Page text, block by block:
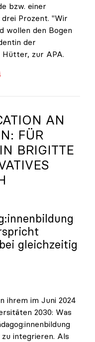
bzw. einer
Prozent. "Wir
wollen den Bogen
der
zur APA.
AN
FÜR
BRIGITTE
gleichzeitig
ihrem im Juni 2024
2030: Was
integrieren. Als